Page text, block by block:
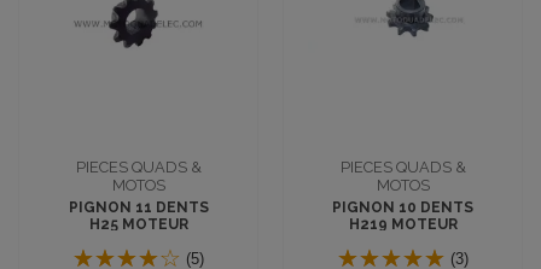
PIECES QUADS &
MOTOS
PIGNON 11 DENTS
H25 MOTEUR
(5)
PIECES QUADS &
MOTOS
PIGNON 10 DENTS
H219 MOTEUR
(3)